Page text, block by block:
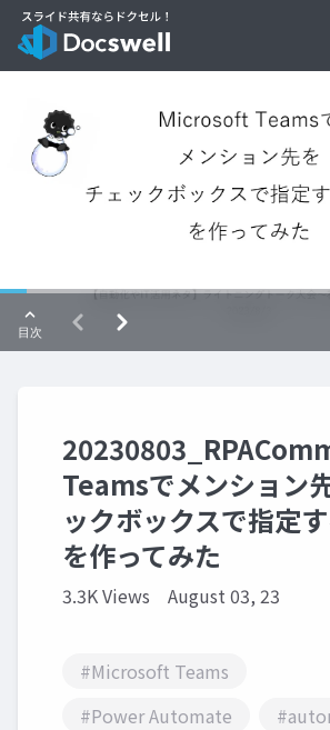
Teamsでメンション
ックボックスで指定
を作ってみた
3.3K Views August 03, 23
#Microsoft Teams
#Power Automate